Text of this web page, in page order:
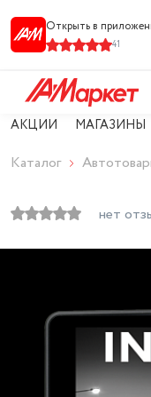
Открыть в
41
АКЦИИ МАГАЗИНЫ
Каталог
нет